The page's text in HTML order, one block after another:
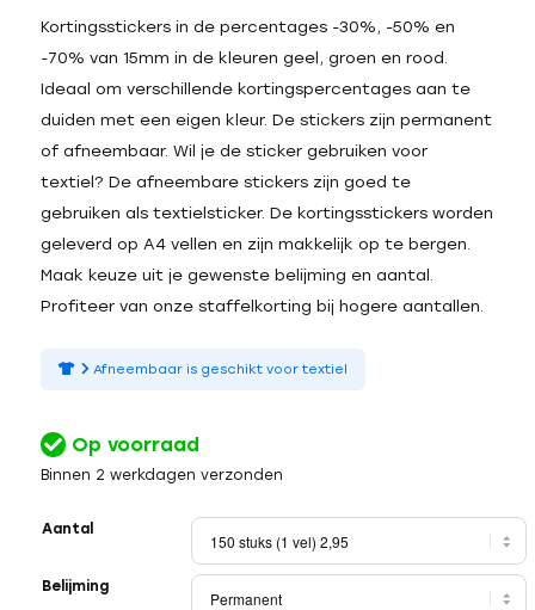
Kortingsstickers in de percentages -30%, -50% en
-70% van 15mm in de kleuren geel, groen en rood.
Ideaal om verschillende kortingspercentages aan te
duiden met een eigen kleur. De stickers zijn permanent
of afneembaar. Wil je de sticker gebruiken voor
textiel? De afneembare stickers zijn goed te
gebruiken als textielsticker. De kortingsstickers worden
geleverd op A4 vellen en zijn makkelijk op te bergen.
Maak keuze uit je gewenste belijming en aantal.
Profiteer van onze staffelkorting bij hogere aantallen.
Afneembaar is geschikt voor textiel
Op voorraad
Binnen 2 werkdagen verzonden
Aantal
Belijming